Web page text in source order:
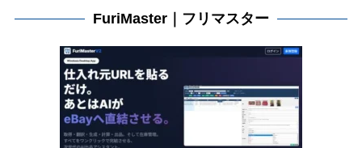
FuriMaster｜フリマスター